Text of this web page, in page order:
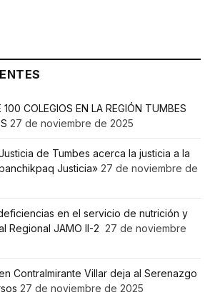
100 COLEGIOS EN LA REGIÓN TUMBES
27 de noviembre de 2025
de Tumbes acerca la justicia a la
Justicia» 27 de noviembre de
en el servicio de nutrición y
Regional JAMO II-2 27 de noviembre
Contralmirante Villar deja al Serenazgo
27 de noviembre de 2025